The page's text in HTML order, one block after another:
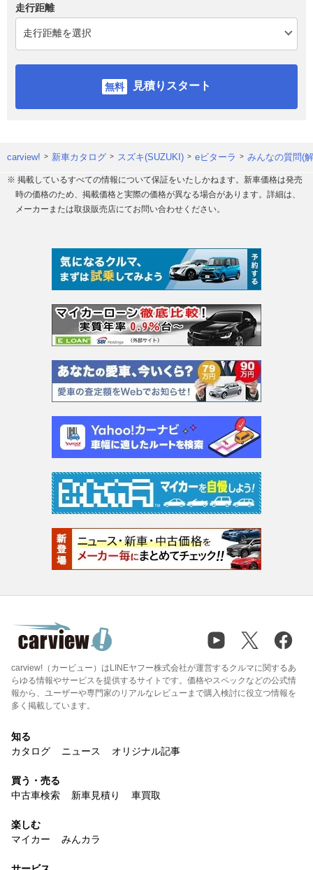
走行距離
見積りスタート
carview! 新車カタログ スズキ(SUZUKI) eビターラ みんなの質問(
※ 掲載しているすべての情報について保証をいたしかねます。新車価格は発売
時の価格のため、掲載価格と実際の価格が異なる場合があります。詳細は、
メーカーまたは取扱販売店にてお問い合わせください。
carview!（カービュー）はLINEヤフー株式会社が運営するクルマに関するあ
らゆる情報やサービスを提供するサイトです。価格やスペックなどの公式情
報から、ユーザーや専門家のリアルなレビューまで購入検討に役立つ情報を
多く掲載しています。
知る
カタログ
ニュース オリジナル記事
買う・売る
中古車検索
新車見積り 車買取
楽しむ
マイカー
みんカラ